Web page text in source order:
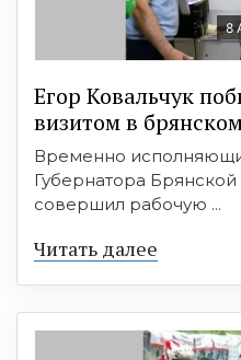
8
Егор Ковальчук
визитом в
Временно
Губернатора
совершил рабочую ...
Читать далее